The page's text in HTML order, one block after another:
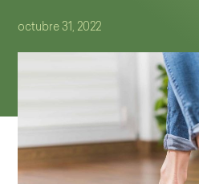
octubre 31, 2022